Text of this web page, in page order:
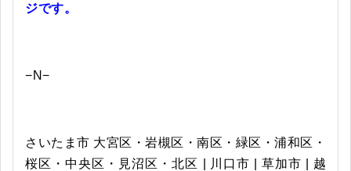
ジです。
−N−
さいたま市 大宮区・岩槻区・南区・緑区・浦和区・
桜区・中央区・見沼区・北区 | 川口市 | 草加市 | 越